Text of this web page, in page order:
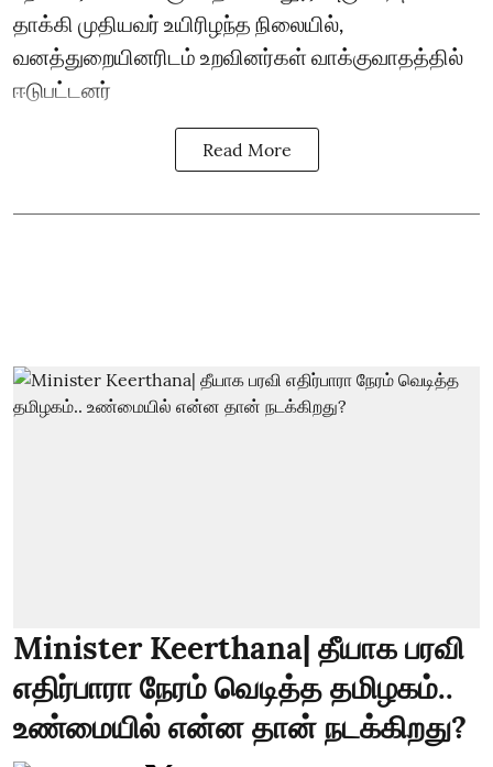
தாக்கி முதியவர் உயிரிழந்த நிலையில்,
வனத்துறையினரிடம் உறவினர்கள் வாக்குவாதத்தில்
ஈடுபட்டனர்
Read More
Minister Keerthana| தீயாக பரவி
எதிர்பாரா நேரம் வெடித்த தமிழகம்..
உண்மையில் என்ன தான் நடக்கிறது?